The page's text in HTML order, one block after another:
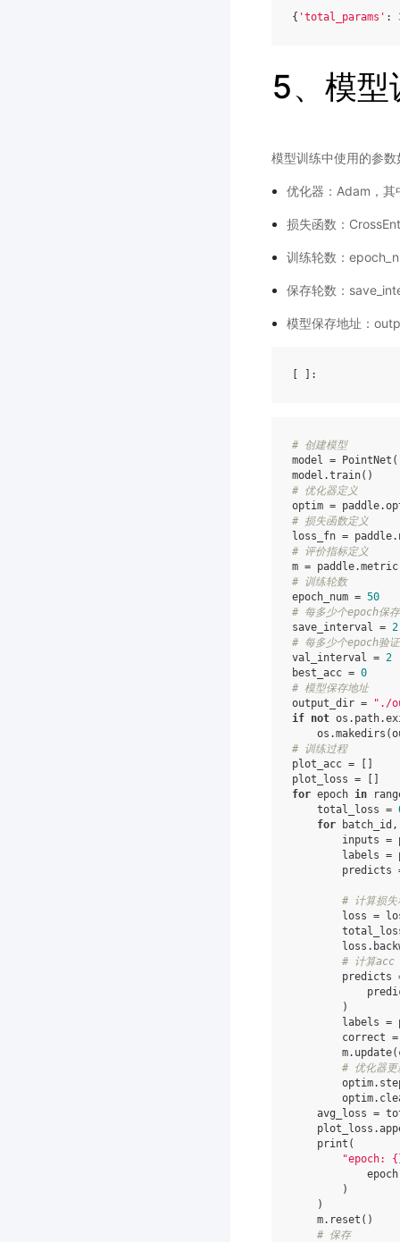
{ 'total_params' :
5、模型
模型训练中使用的参数
优化器：Adam，
损失函数：
训练轮数：
保存轮数：
模型保存地址：
[ ]
# 创建模型
model
= PointNet
model .train()
# 优化器定义
optim = paddle.
# 损失函数定义
loss_fn = paddle.
# 评价指标定义
m = paddle.metric
# 训练轮数
epoch_num = 50
# 每多少个epoch保存
save_interval
= 2
# 每多少个epoch验证
val_interval
= 2
best_acc = 0
# 模型保存地址
output_dir =
"./
if not os . path.
os .makedirs (
# 训练过程
plot_acc =
[]
plot_loss =
[]
for epoch in
total_loss =
for
batch_id ,
inputs =
labels =
predicts
# 计算损失
loss =
loss .
# 计算acc
predicts
)
labels =
correct =
m. update(
# 优化器更
optim.
optim.
avg_loss =
plot_loss .
print (
"epoch:
epoch
)
)
m. reset ()
# 保存